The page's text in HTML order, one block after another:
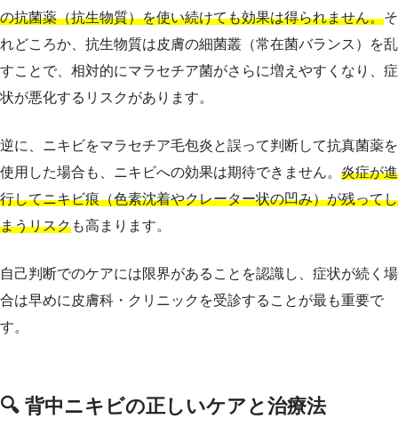
の抗菌薬（抗生物質）を使い続けても効果は得られません。そ
れどころか、抗生物質は皮膚の細菌叢（常在菌バランス）を乱
すことで、相対的にマラセチア菌がさらに増えやすくなり、症
状が悪化するリスクがあります。
逆に、ニキビをマラセチア毛包炎と誤って判断して抗真菌薬を
使用した場合も、ニキビへの効果は期待できません。 炎症が進
行してニキビ痕（色素沈着やクレーター状の凹み）が残ってし
まうリスクも高まります。
自己判断でのケアには限界があることを認識し、症状が続く場
合は早めに皮膚科・クリニックを受診することが最も重要で
す。
🔍 背中ニキビの正しいケアと治療法